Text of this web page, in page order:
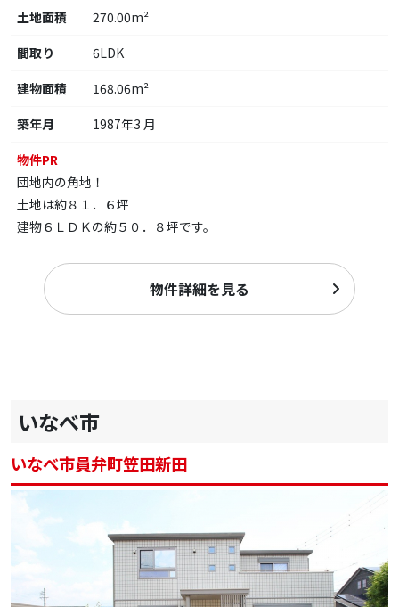
土地面積
270.00m²
間取り
6LDK
建物面積
168.06m²
築年月
1987年3 月
物件PR
団地内の角地！
土地は約８１．６坪
建物６ＬＤＫの約５０．８坪です。
物件詳細を見る
いなべ市
いなべ市員弁町笠田新田